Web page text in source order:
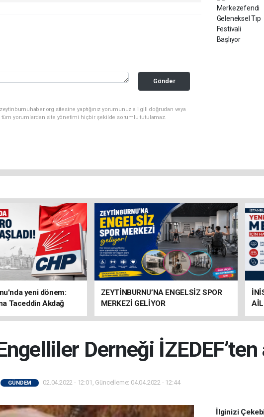
Gönder
sitesine yaptığınız yorumunuzla ilgili doğrudan veya
tüm yorumlardan site yönetimi hiçbir şekilde sorumlu tutulamaz.
yeni dönem:
Taceddin Akdağ
ZEYTİNBURNU’NA ENGELSİZ SPOR
MERKEZİ GELİYOR
Derneği İZEDEF’ten
GÜNDEM 02.04.2022 - 12:01, Güncelleme: 04.04.2022 - 12:44
İlginizi